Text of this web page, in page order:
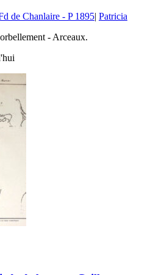
de Chanlaire - P 1895| Patricia
- Arceaux.